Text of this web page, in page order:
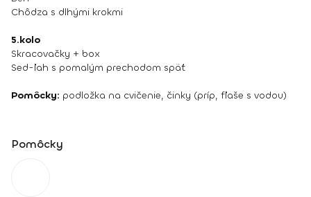
Chôdza s dlhými krokmi
5.kolo
Skracovačky + box
Sed-ľah s pomalým prechodom späť
Pomôcky: podložka na cvičenie, činky (príp, fľaše s vodou)
Pomôcky